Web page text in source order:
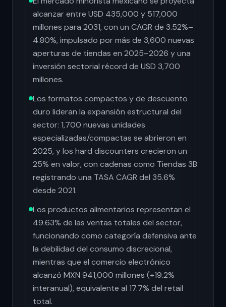
alcanzar entre USD 435,000 y 517,000
millones para 2031, con un CAGR de 3.52%–
4.80%, impulsado por más de 3,600 nuevas
aperturas de tiendas en 2025–2026 y una
inversión sectorial récord de USD 3,700
millones.
Los formatos compactos y de descuento
duro lideran la expansión estructural del
sector: 1,700 nuevas unidades
especializadas/compactas se abrieron en
2025, y los hard discounters crecieron un
25% en valor, con cadenas como Tiendas 3B
registrando una TASA CAGR del 35.6%
desde 2021.
Los productos alimentarios representan el
49.63% de las ventas totales del sector,
funcionando como categoría defensiva ante
la debilidad del consumo discrecional,
mientras que el comercio electrónico
alcanzó MXN 941,000 millones (+19.2%
interanual), equivalente al 17.7% del retail
total.